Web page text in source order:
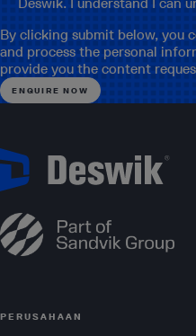
By clicking submit below, you
and process the personal
provide you the content
PERUSAHAAN